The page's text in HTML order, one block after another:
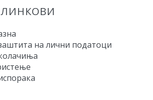
на лични податоци